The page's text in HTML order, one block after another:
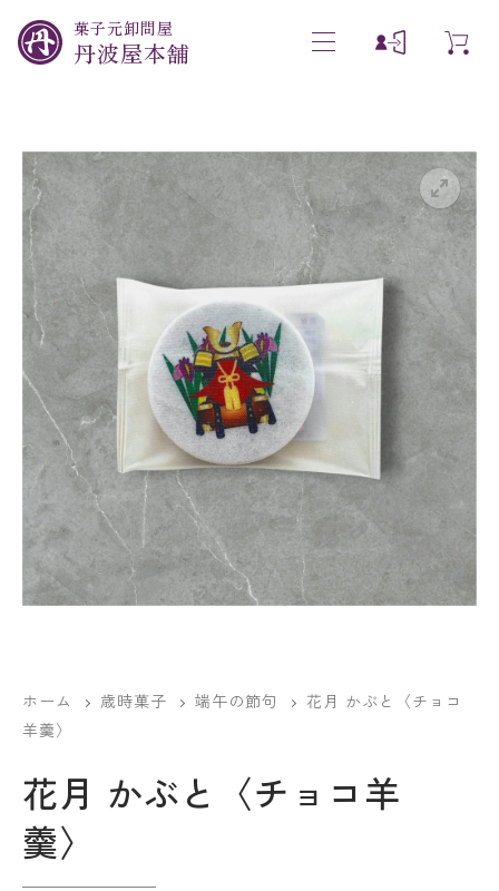
菓子元卸問屋
丹波屋本舗
ホーム 歳時菓子 端午の節句
花月 かぶと〈チョコ
羊羹〉
花月 かぶと〈チョコ羊
羹〉